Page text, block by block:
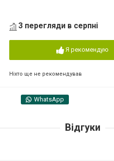
3 перегляди в серпні
Я рекомендую
Ніхто ще не рекомендував
WhatsApp
Відгуки